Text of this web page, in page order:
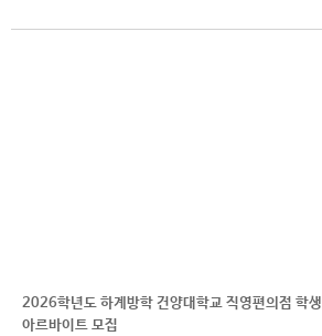
2026학년도 하계방학 건양대학교 직영편의점 학생
아르바이트 모집